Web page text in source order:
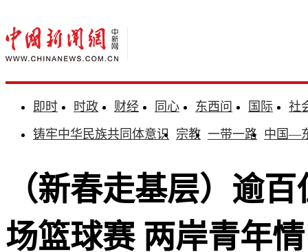
即时 时政 财经 同心 东西问 国际
社
铸牢中华民族共同体意识 宗教 一带一路 中国—
（新春走基层）逾
场篮球赛 两岸青年情